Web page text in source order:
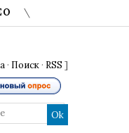
· Поиск · RSS ]